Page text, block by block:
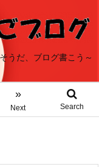
うだ、ブログ書こう～
»
Next Search